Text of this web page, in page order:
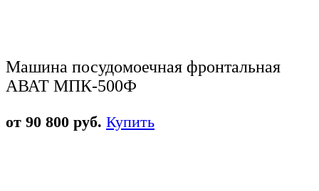
Машина посудомоечная фронтальная
АВАТ МПК-500Ф
от 90 800 руб. Купить